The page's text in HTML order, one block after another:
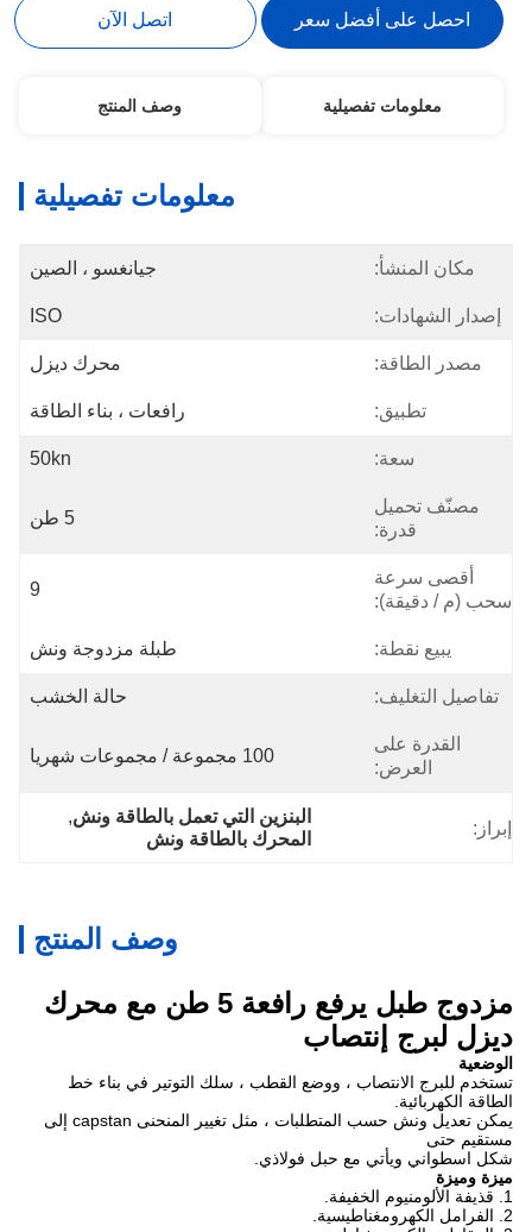
احصل على أفضل سعر اتصل الآن
معلومات تفصيلية وصف المنتج
معلومات تفصيلية
مكان المنشأ: جيانغسو ، الصين
إصدار الشهادات: ISO
مصدر الطاقة: محرك ديزل
تطبيق: رافعات ، بناء الطاقة
سعة: 50kn
مصنّف تحميل
قدرة:
5 طن
أقصى سرعة
سحب (م / دقيقة):
9
يبيع نقطة: طبلة مزدوجة ونش
تفاصيل التغليف: حالة الخشب
القدرة على
العرض:
100 مجموعة / مجموعات شهريا
إبراز:
البنزين التي تعمل بالطاقة ونش ,
المحرك بالطاقة ونش
وصف المنتج
مزدوج طبل يرفع رافعة 5 طن مع محرك
ديزل لبرج إنتصاب
الوضعية
تستخدم للبرج الانتصاب ، ووضع القطب ، سلك التوتير في بناء خط
الطاقة الكهربائية.
يمكن تعديل ونش حسب المتطلبات ، مثل تغيير المنحنى capstan إلى
مستقيم حتى
شكل اسطواني ويأتي مع حبل فولاذي.
ميزة وميزة